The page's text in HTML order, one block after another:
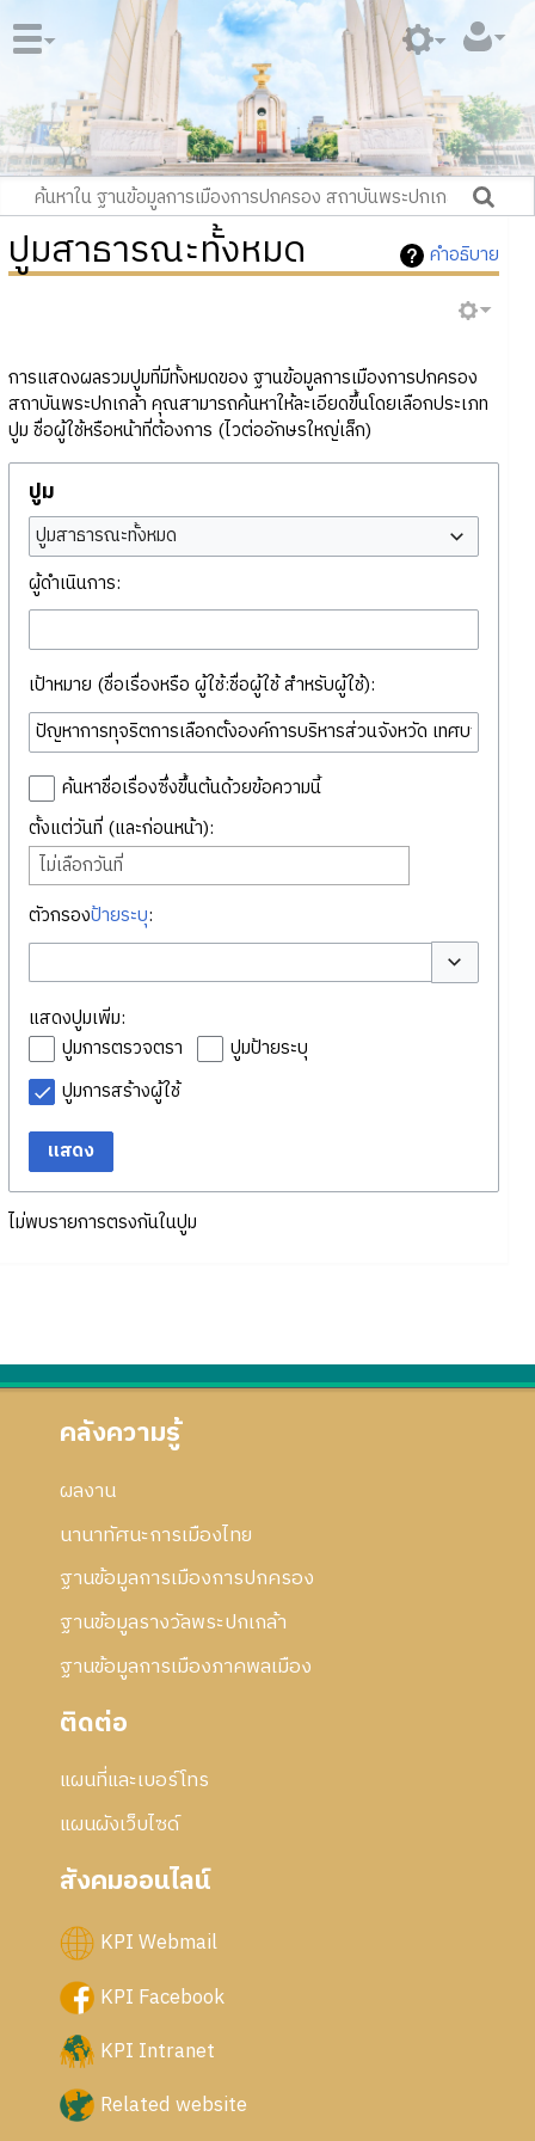
คำอธิบาย
ปูมสาธารณะทั้งหมด
การแสดงผลรวมปูมที่มีทั้งหมดของ ฐานข้อมูลการเมืองการปกครอง
สถาบันพระปกเกล้า คุณสามารถค้นหาให้ละเอียดขึ้นโดยเลือกประเภท
ปูม ชื่อผู้ใช้หรือหน้าที่ต้องการ (ไวต่ออักษรใหญ่เล็ก)
ปูม
ปูมสาธารณะทั้งหมด
ผู้ดำเนินการ:
เป้าหมาย (ชื่อเรื่องหรือ ผู้ใช้:ชื่อผู้ใช้ สำหรับผู้ใช้):
ค้นหาชื่อเรื่องซึ่งขึ้นต้นด้วยข้อความนี้
ตั้งแต่วันที่ (และก่อนหน้า):
ไม่เลือกวันที่
ตัวกรองป้ายระบุ:
สลับตัวเลือก
แสดงปูมเพิ่ม:
ปูมการตรวจตรา
ปูมป้ายระบุ
ปูมการสร้างผู้ใช้
แสดง
ไม่พบรายการตรงกันในปูม
คลังความรู้
ผลงาน
นานาทัศนะการเมืองไทย
ฐานข้อมูลการเมืองการปกครอง
ฐานข้อมูลรางวัลพระปกเกล้า
ฐานข้อมูลการเมืองภาคพลเมือง
ติดต่อ
แผนที่และเบอร์โทร
แผนผังเว็บไซด์
สังคมออนไลน์
KPI Webmail
KPI Facebook
KPI Intranet
Related website